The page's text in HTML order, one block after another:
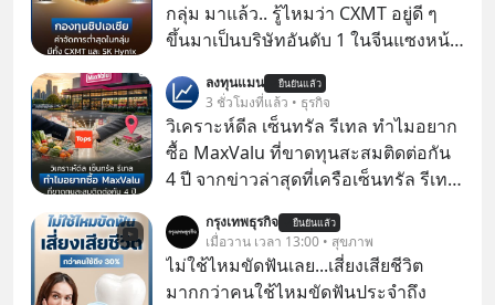
กลุ่ม มาแล้ว.. รู้ไหมว่า CXMT อยู่ดี ๆ
ขึ้นมาเป็นบริษัทอันดับ 1 ในจีนแซงหน้า
บริษัทอันดับ 1 ในไต้หวันมานานแล้ว
ลงทุนแมน ยืนยันแล้ว
3 ชั่วโมงที่แล้ว • ธุรกิจ
วิเคราะห์ดีล เซ็นทรัล รีเทล ทำไมอยาก
ซื้อ MaxValu ที่ขาดทุนสะสมติดต่อกัน
4 ปี จากข่าวล่าสุดที่เครือเซ็นทรัล รีเทล
เปอร์มาร์เก็ต MaxValu ในประเทศไทย
ที่มีอยู่ทั้งหมด 30 สาขา และจะเปลี่ยน
MaxValu เป็นแบรนด์ Tops ทั้งหมด
กรุงเทพธุรกิจ ยืนยันแล้ว
เมื่อวาน เวลา 13:00 • สุขภาพ
ไม่ใช้ไหมขัดฟันเลย...เสี่ยงเสียชีวิต
มากกว่าคนใช้ไหมขัดฟันประจำถึง